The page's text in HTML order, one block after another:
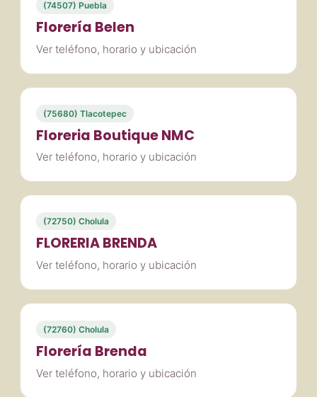
(74507) Puebla
Florería Belen
Ver teléfono, horario y ubicación
(75680) Tlacotepec
Floreria Boutique NMC
Ver teléfono, horario y ubicación
(72750) Cholula
FLORERIA BRENDA
Ver teléfono, horario y ubicación
(72760) Cholula
Florería Brenda
Ver teléfono, horario y ubicación